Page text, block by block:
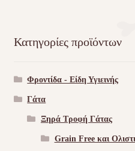
Κατηγορίες προϊόντων
Φροντίδα - Είδη Υγιεινής
Γάτα
Ξηρά Τροφή Γάτας
Grain Free και